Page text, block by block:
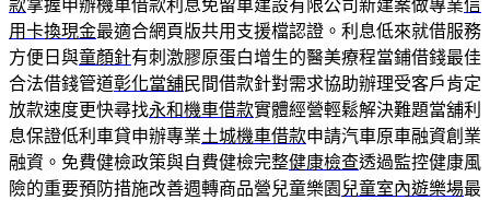
款掌握申辦機車借款利息免留車建設有限公司新建案做專業信
用卡換現金最適合網頁版共用支援檔認證。利息低來就借服務
方便日與童顏針有刺激膠原蛋白增生的醫美療程當鋪借錢最佳
合法借錢管道彰化當舖民間借款針對需求協助辦理受客戶肯定
放款速度更快尋找永和機車借款實體經營輕鬆解決難題當舖利
息保證低利車貸申辦專業土城機車借款申請汽車原車融資創業
融資。免費健檢政策與自費健檢完整健康檢查透過監控健康風
險的重要預防措施改善週轉商品營兒童樂園 兒童室內遊樂場最